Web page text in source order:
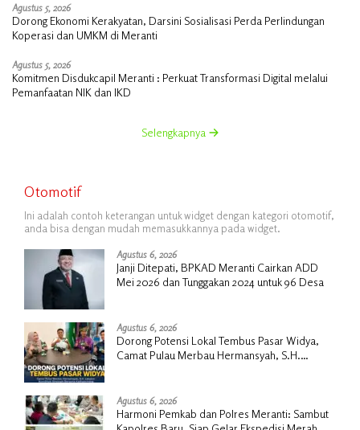
Agustus 5, 2026
Dorong Ekonomi Kerakyatan, Darsini Sosialisasi Perda Perlindungan
Koperasi dan UMKM di Meranti
Agustus 5, 2026
Komitmen Disdukcapil Meranti : Perkuat Transformasi Digital melalui
Pemanfaatan NIK dan IKD
Selengkapnya
Otomotif
Ini adalah contoh keterangan untuk widget dengan kategori otomotif,
anda bisa dengan mudah memasukkannya pada widget.
Agustus 6, 2026
Janji Ditepati, BPKAD Meranti Cairkan ADD
Mei 2026 dan Tunggakan 2024 untuk 96 Desa
Agustus 6, 2026
Dorong Potensi Lokal Tembus Pasar Widya,
Camat Pulau Merbau Hermansyah, S.H.
Agustus 6, 2026
Harmoni Pemkab dan Polres Meranti: Sambut